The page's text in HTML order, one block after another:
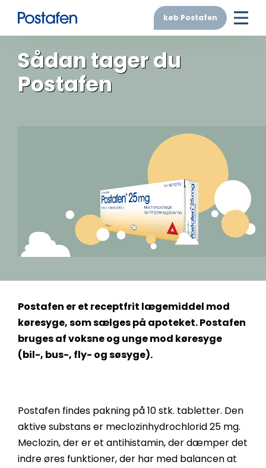
køb Postafen
Sådan tager du
Postafen
Postafen er et receptfrit lægemiddel mod
køresyge, som sælges på apoteket. Postafen
bruges af voksne og unge mod køresyge
(bil-, bus-, fly- og søsyge).
Postafen findes pakning på 10 stk. tabletter. Den
aktive substans er meclozinhydrochlorid 25 mg.
Meclozin, der er et antihistamin, der dæmper det
indre øres funktioner, der har med balancen at